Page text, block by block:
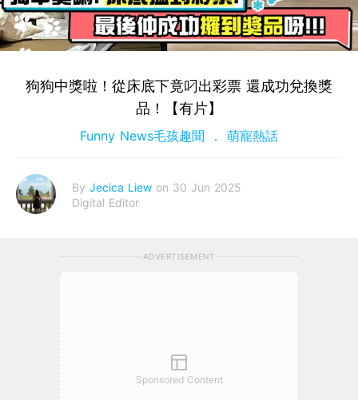
狗狗中獎啦！從床底下竟叼出彩票 還成功兌換獎
品！【有片】
Funny News毛孩趣聞 萌寵熱話
By Jecica Liew on 30 Jun 2025
Digital Editor
ADVERTISEMENT
Sponsored Content